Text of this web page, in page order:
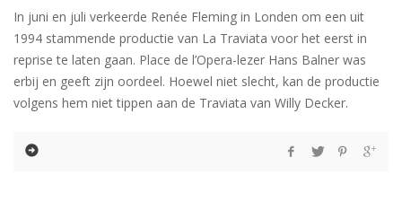
In juni en juli verkeerde Renée Fleming in Londen om een uit
1994 stammende productie van La Traviata voor het eerst in
reprise te laten gaan. Place de l’Opera-lezer Hans Balner was
erbij en geeft zijn oordeel. Hoewel niet slecht, kan de productie
volgens hem niet tippen aan de Traviata van Willy Decker.